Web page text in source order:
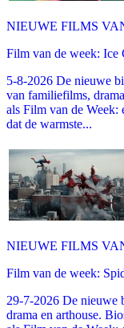
NIEUWE FILMS
Film van de week: Ice
5-8-2026 De nieuwe
van familiefilms,
als Film van de Week:
dat de warmste...
NIEUWE FILMS
Film van de week:
29-7-2026 De nieuwe
drama en arthouse.